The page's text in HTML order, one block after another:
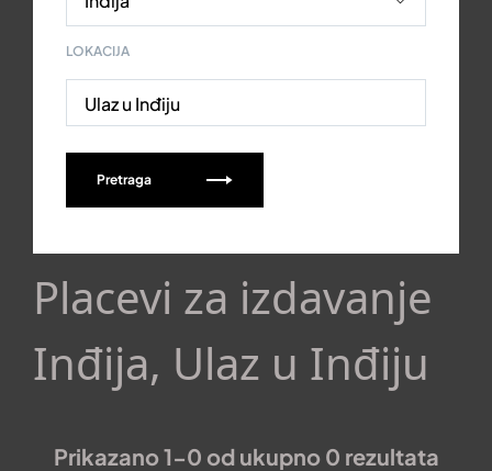
LOKACIJA
Ulaz u Inđiju
Pretraga
Placevi za izdavanje
Inđija, Ulaz u Inđiju
Prikazano 1-0 od ukupno 0 rezultata